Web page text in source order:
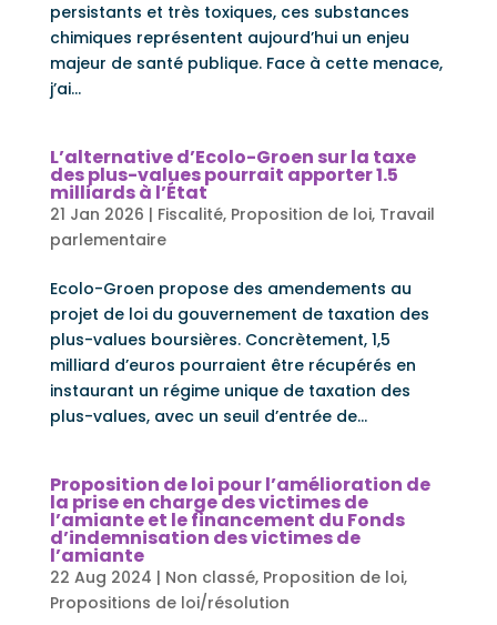
persistants et très toxiques, ces substances
chimiques représentent aujourd’hui un enjeu
majeur de santé publique. Face à cette menace,
j’ai...
L’alternative d’Ecolo-Groen sur la taxe
des plus-values pourrait apporter 1.5
milliards à l’État
21 Jan 2026 | Fiscalité, Proposition de loi, Travail
parlementaire
Ecolo-Groen propose des amendements au
projet de loi du gouvernement de taxation des
plus-values boursières. Concrètement, 1,5
milliard d’euros pourraient être récupérés en
instaurant un régime unique de taxation des
plus-values, avec un seuil d’entrée de...
Proposition de loi pour l’amélioration de
la prise en charge des victimes de
l’amiante et le financement du Fonds
d’indemnisation des victimes de
l’amiante
22 Aug 2024 | Non classé, Proposition de loi,
Propositions de loi/résolution